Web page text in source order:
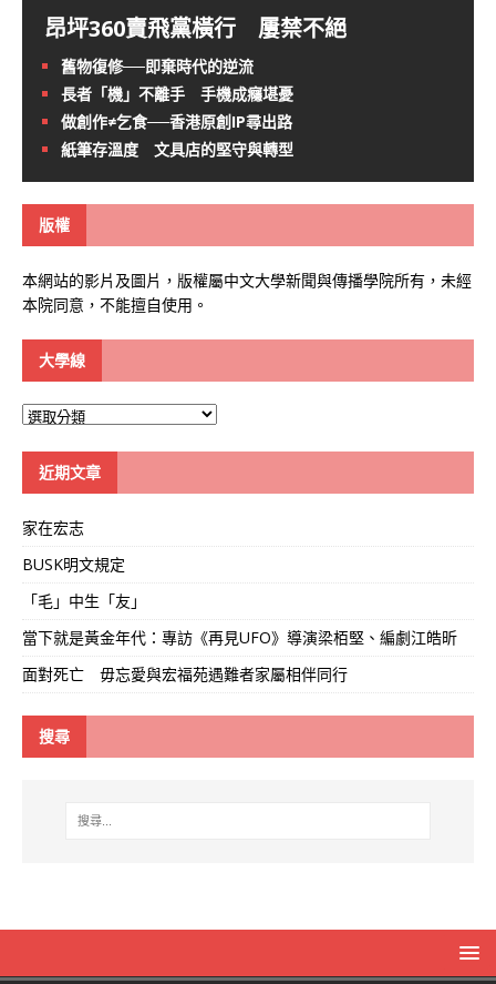
昂坪360賣飛黨橫行 屢禁不絕
舊物復修──即棄時代的逆流
長者「機」不離手 手機成癮堪憂
做創作≠乞食──香港原創IP尋出路
紙筆存溫度 文具店的堅守與轉型
版權
本網站的影片及圖片，版權屬中文大學新聞與傳播學院所有，未經
本院同意，不能擅自使用。
大學線
大
近期文章
家在宏志
BUSK明文規定
「毛」中生「友」
當下就是黃金年代：專訪《再見UFO》導演梁栢堅、編劇江皓昕
面對死亡 毋忘愛與宏福苑遇難者家屬相伴同行
搜尋